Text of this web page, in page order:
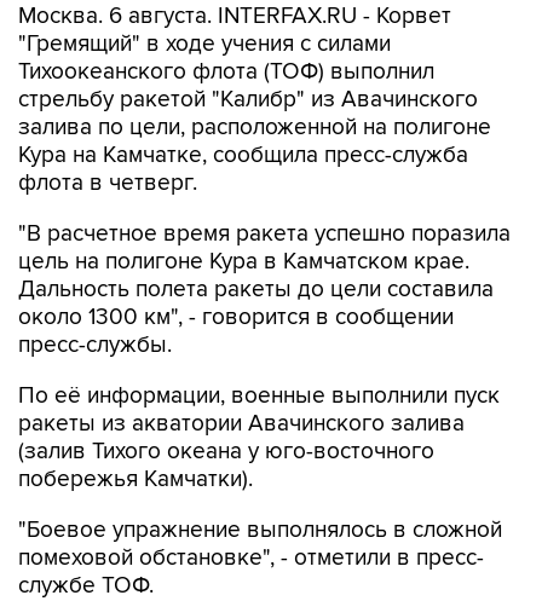
Москва. 6 августа. INTERFAX.RU - Корвет
"Гремящий" в ходе учения с силами
Тихоокеанского флота (ТОФ) выполнил
стрельбу ракетой "Калибр" из Авачинского
залива по цели, расположенной на полигоне
Кура на Камчатке, сообщила пресс-служба
флота в четверг.
"В расчетное время ракета успешно поразила
цель на полигоне Кура в Камчатском крае.
Дальность полета ракеты до цели составила
около 1300 км", - говорится в сообщении
пресс-службы.
По её информации, военные выполнили пуск
ракеты из акватории Авачинского залива
(залив Тихого океана у юго-восточного
побережья Камчатки).
"Боевое упражнение выполнялось в сложной
помеховой обстановке", - отметили в пресс-
службе ТОФ.